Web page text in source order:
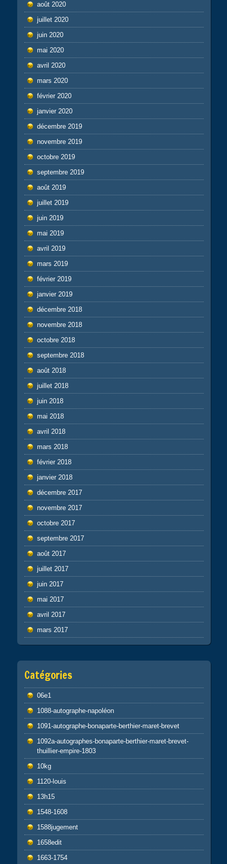
août 2020
juillet 2020
juin 2020
mai 2020
avril 2020
mars 2020
février 2020
janvier 2020
décembre 2019
novembre 2019
octobre 2019
septembre 2019
août 2019
juillet 2019
juin 2019
mai 2019
avril 2019
mars 2019
février 2019
janvier 2019
décembre 2018
novembre 2018
octobre 2018
septembre 2018
août 2018
juillet 2018
juin 2018
mai 2018
avril 2018
mars 2018
février 2018
janvier 2018
décembre 2017
novembre 2017
octobre 2017
septembre 2017
août 2017
juillet 2017
juin 2017
mai 2017
avril 2017
mars 2017
Catégories
06e1
1088-autographe-napoléon
1091-autographe-bonaparte-berthier-maret-brevet
1092a-autographes-bonaparte-berthier-maret-brevet-
thuillier-empire-1803
10kg
1120-louis
13h15
1548-1608
1588jugement
1658edit
1663-1754